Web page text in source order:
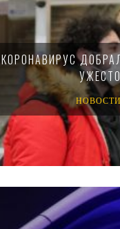
КОРОНАВИРУС
НОВОСТИ